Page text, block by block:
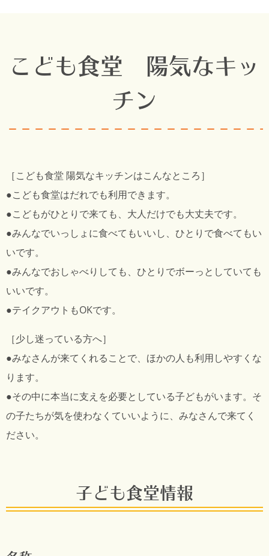
こども食堂 陽気なキッ
チン
［こども食堂 陽気なキッチンはこんなところ］
●こども食堂はだれでも利用できます。
●こどもがひとりで来ても、大人だけでも大丈夫です。
●みんなでいっしょに食べてもいいし、ひとりで食べてもい
いです。
●みんなでおしゃべりしても、ひとりでボーっとしていても
いいです。
●テイクアウトもOKです。
［少し迷っている方へ］
●みなさんが来てくれることで、ほかの人も利用しやすくな
ります。
●その中に本当に支えを必要としている子どもがいます。そ
の子たちが気を使わなくていいように、みなさんで来てく
ださい。
子ども食堂情報